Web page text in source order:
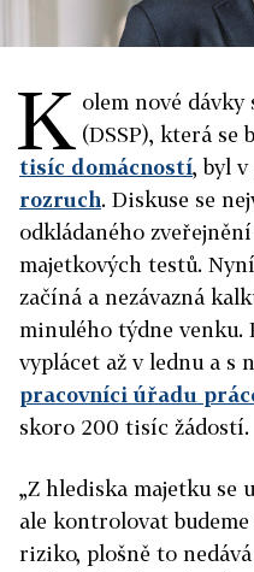
K olem nové
(DSSP), která se
tisíc domácností, byl
rozruch. Diskuse se
odkládaného
majetkových testů.
začíná a nezávazná
minulého týdne venku.
vyplácet až v lednu a s
pracovníci úřadu
skoro 200 tisíc žádostí.
„Z hlediska majetku se
ale kontrolovat
riziko, plošně to